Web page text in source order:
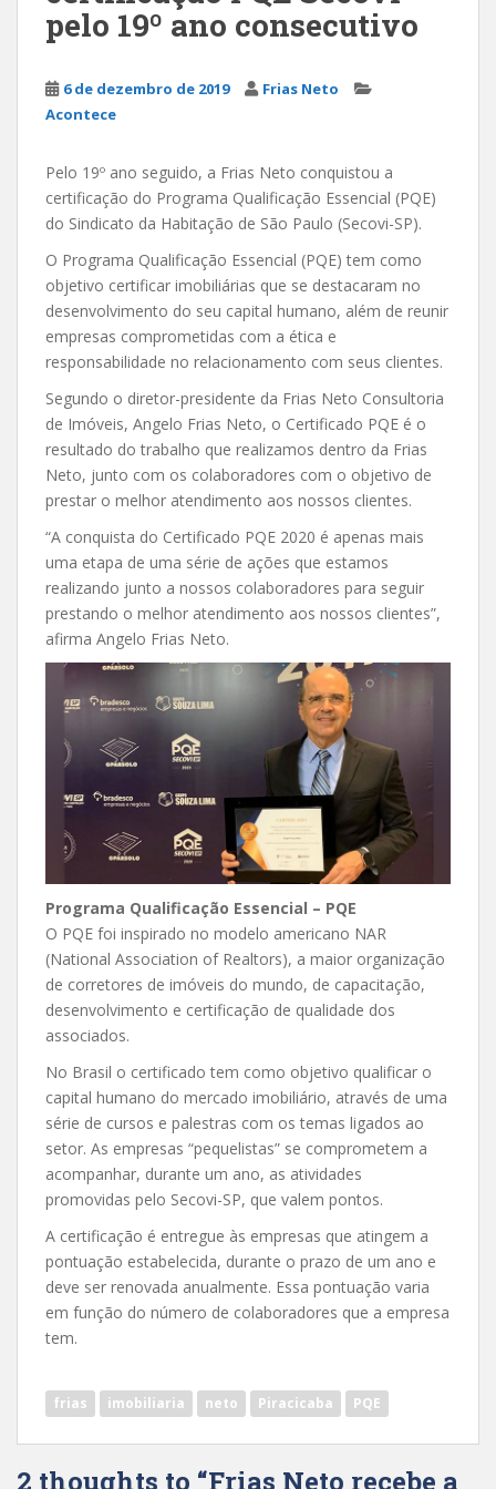
pelo 19º ano consecutivo
6 de dezembro de 2019
Frias Neto
Acontece
Pelo 19º ano seguido, a Frias Neto conquistou a
certificação do Programa Qualificação Essencial (PQE)
do Sindicato da Habitação de São Paulo (Secovi-SP).
O Programa Qualificação Essencial (PQE) tem como
objetivo certificar imobiliárias que se destacaram no
desenvolvimento do seu capital humano, além de reunir
empresas comprometidas com a ética e
responsabilidade no relacionamento com seus clientes.
Segundo o diretor-presidente da Frias Neto Consultoria
de Imóveis, Angelo Frias Neto, o Certificado PQE é o
resultado do trabalho que realizamos dentro da Frias
Neto, junto com os colaboradores com o objetivo de
prestar o melhor atendimento aos nossos clientes.
“A conquista do Certificado PQE 2020 é apenas mais
uma etapa de uma série de ações que estamos
realizando junto a nossos colaboradores para seguir
prestando o melhor atendimento aos nossos clientes”,
afirma Angelo Frias Neto.
Programa Qualificação Essencial – PQE
O PQE foi inspirado no modelo americano NAR
(National Association of Realtors), a maior organização
de corretores de imóveis do mundo, de capacitação,
desenvolvimento e certificação de qualidade dos
associados.
No Brasil o certificado tem como objetivo qualificar o
capital humano do mercado imobiliário, através de uma
série de cursos e palestras com os temas ligados ao
setor. As empresas “pequelistas” se comprometem a
acompanhar, durante um ano, as atividades
promovidas pelo Secovi-SP, que valem pontos.
A certificação é entregue às empresas que atingem a
pontuação estabelecida, durante o prazo de um ano e
deve ser renovada anualmente. Essa pontuação varia
em função do número de colaboradores que a empresa
tem.
frias imobiliaria neto Piracicaba PQE
2 thoughts to “Frias Neto recebe a